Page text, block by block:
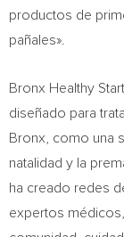
productos de
pañales».
Bronx Healthy
diseñado para
Bronx , como una
natalidad y la
ha creado redes
expertos